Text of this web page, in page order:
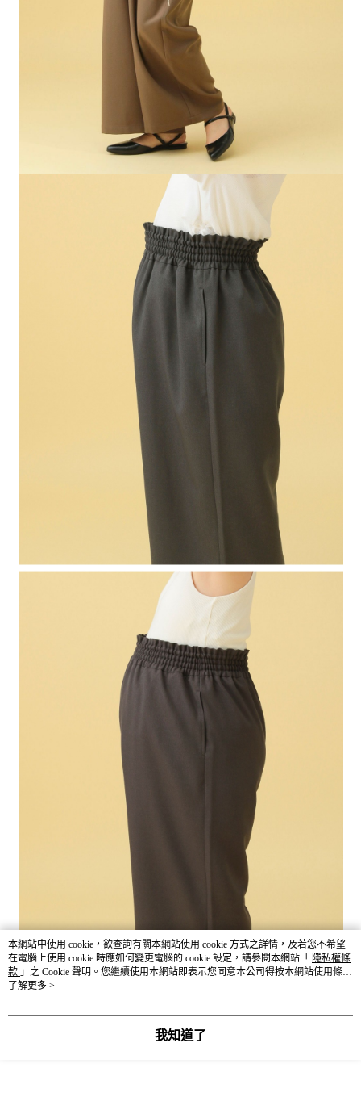
本網站中使用 cookie，欲查詢有關本網站使用 cookie 方式之詳情，及若您不希望
在電腦上使用 cookie 時應如何變更電腦的 cookie 設定，請參閱本網站「 隱私權條
款 」之 Cookie 聲明。您繼續使用本網站即表示您同意本公司得按本網站使用條款
之 Cookie 聲明使用 cookie。
了解更多 >
我知道了